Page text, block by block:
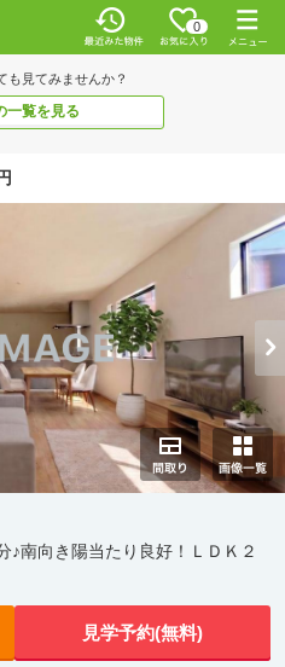
0
も見てみませんか？
一覧を見る
♪南向き陽当たり良好！ＬＤＫ２
見学予約(無料)